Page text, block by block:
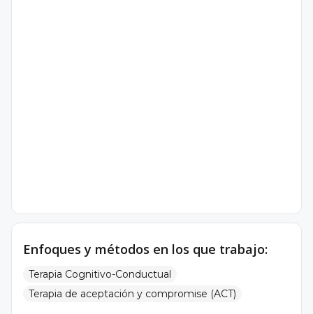
Enfoques y métodos en los que trabajo:
Terapia Cognitivo-Conductual
Terapia de aceptación y compromise (ACT)